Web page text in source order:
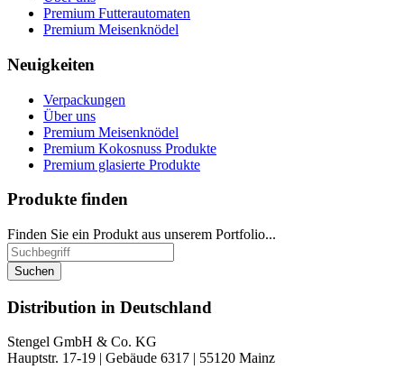
Premium Futterautomaten
Premium Meisenknödel
Neuigkeiten
Verpackungen
Über uns
Premium Meisenknödel
Premium Kokosnuss Produkte
Premium glasierte Produkte
Produkte finden
Finden Sie ein Produkt aus unserem Portfolio...
Suchen
Distribution in Deutschland
Stengel GmbH & Co. KG
Hauptstr. 17-19 | Gebäude 6317 | 55120 Mainz